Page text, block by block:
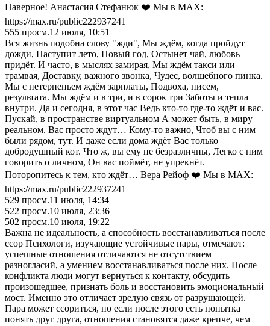
Наверное! Анастасия Стефанюк ❤️ Мы в MAX:
https://max.ru/public222937241
555 просм.12 июля, 10:51
Вся жизнь подобна слову "жди", Мы ждём, когда пройдут
дожди, Наступит лето, Новый год, Остынет чай, любовь
придёт. И часто, в мыслях замирая, Мы ждём такси или
трамвая, Доставку, важного звонка, Чудес, волшебного пинка.
Мы с нетерпеньем ждём зарплаты, Подвоха, писем,
результата. Мы ждём и в три, и в сорок три Заботы и тепла
внутри. Да и сегодня, в этот час Ведь кто-то где-то ждёт и вас.
Пускай, в пространстве виртуальном А может быть, в миру
реальном. Вас просто ждут… Кому-то важно, Чтоб вы с ним
были рядом, тут. И даже если дома ждёт Вас только
добродушный кот. Что ж, вы ему не безразличны, Легко с ним
говорить о личном, Он вас поймёт, не упрекнёт.
Поторопитесь к тем, кто ждёт… Вера Рейоф ❤️ Мы в MAX:
https://max.ru/public222937241
529 просм.11 июля, 14:34
522 просм.10 июля, 23:36
502 просм.10 июля, 19:22
Важна не идеальность, а способность восстанавливаться после
ссор Психологи, изучающие устойчивые пары, отмечают:
успешные отношения отличаются не отсутствием
разногласий, а умением восстанавливаться после них. После
конфликта люди могут вернуться к контакту, обсудить
произошедшее, признать боль и восстановить эмоциональный
мост. Именно это отличает зрелую связь от разрушающей.
Пара может ссориться, но если после этого есть попытка
понять друг друга, отношения становятся даже крепче, чем